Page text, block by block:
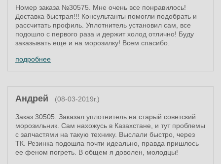
Номер заказа №30575. Мне очень все понравилось!
Доставка быстрая!!! Консультанты помогли подобрать и
рассчитать профиль. Уплотнитель установил сам, все
подошло с первого раза и держит холод отлично! Буду
заказывать еще и на морозилку! Всем спасибо.
подробнее
Андрей (08-03-2019г.)
Заказ 30505. Заказал уплотнитель на старый советский
морозильник. Сам нахожусь в Казахстане, и тут проблемы
с запчастями на такую технику. Выслали быстро, через
ТК. Резинка подошла почти идеально, правда пришлось
ее феном погреть. В общем я доволен, молодцы!